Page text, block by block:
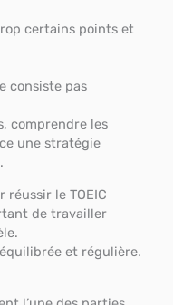
certains points et
consiste pas
comprendre les
une stratégie
le TOEIC
de travailler
et régulière.